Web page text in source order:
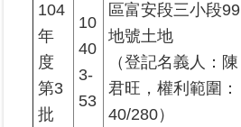
104
年
度
第3
批
10
40
3-
53
區富安段三小段99
地號土地
（登記名義人：陳
君旺，權利範圍：
40/280）